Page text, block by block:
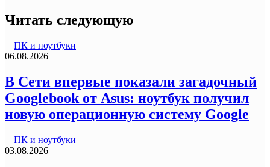
Читать следующую
ПК и ноутбуки
06.08.2026
В Сети впервые показали загадочный
Googlebook от Asus: ноутбук получил
новую операционную систему Google
ПК и ноутбуки
03.08.2026